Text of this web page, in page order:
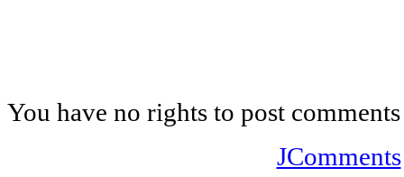
You have no rights to post comments
JComments